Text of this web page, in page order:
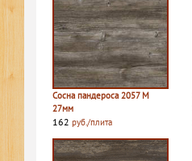
Сосна пандероса 2057 M
27мм
162 руб./плита